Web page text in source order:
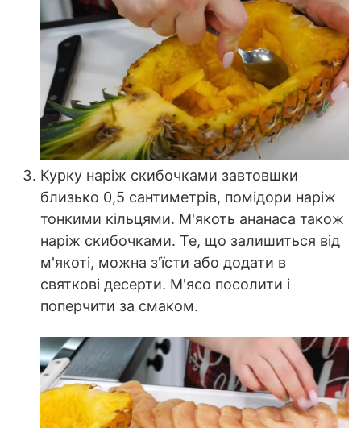
Курку наріж скибочками завтовшки
близько 0,5 сантиметрів, помідори наріж
тонкими кільцями. М'якоть ананаса також
наріж скибочками. Те, що залишиться від
м'якоті, можна з'їсти або додати в
святкові десерти. М'ясо посолити і
поперчити за смаком.